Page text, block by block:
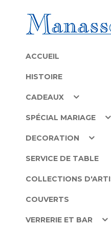
ACCUEIL
HISTOIRE
CADEAUX
SPÉCIAL MARIAGE
DECORATION
SERVICE DE TABLE
COLLECTIONS
COUVERTS
VERRERIE ET BAR